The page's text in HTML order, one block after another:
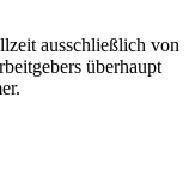
ausschließlich von
überhaupt